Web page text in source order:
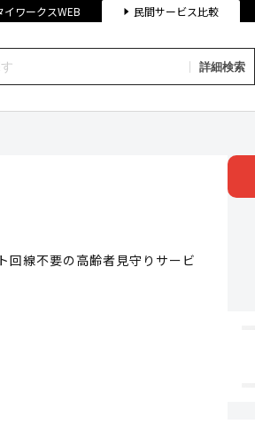
イワークスWEB 民間サービス比較
詳細検索
回線不要の高齢者見守りサービ